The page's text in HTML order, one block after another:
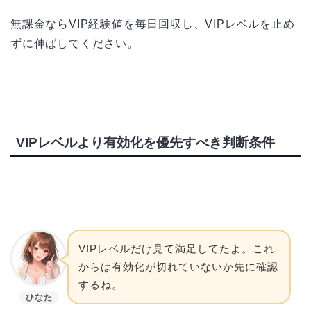
無課金ならVIP経験値を毎日回収し、VIPレベルを止め
ずに伸ばしてください。
VIPレベルより有効化を優先すべき判断条件
ひなた
VIPレベルだけ見て満足してたよ。これ
からは有効化が切れていないか先に確認
するね。